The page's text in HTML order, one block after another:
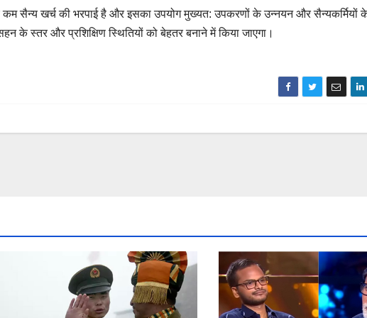
कम सैन्य खर्च की भरपाई है और इसका उपयोग मुख्यत: उपकरणों के उन्नयन और सैन्यकर्मियों
के स्तर और प्रशिक्षिण स्थितियों को बेहतर बनाने में किया जाएगा।